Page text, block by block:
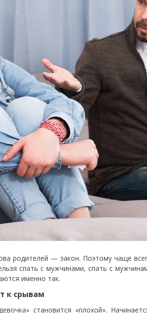
родителей — закон. Поэтому чаще
спать с мужчинами, спать с
именно так.
к срывам
становится «плохой».